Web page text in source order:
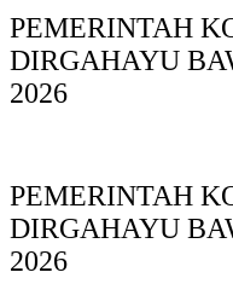
PEMERINTAH
DIRGAHAYU
2026
PEMERINTAH
DIRGAHAYU
2026